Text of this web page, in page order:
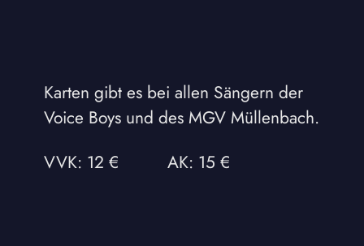
Karten gibt es bei allen Sängern der
Voice Boys und des MGV Müllenbach.
VVK: 12 € AK: 15 €